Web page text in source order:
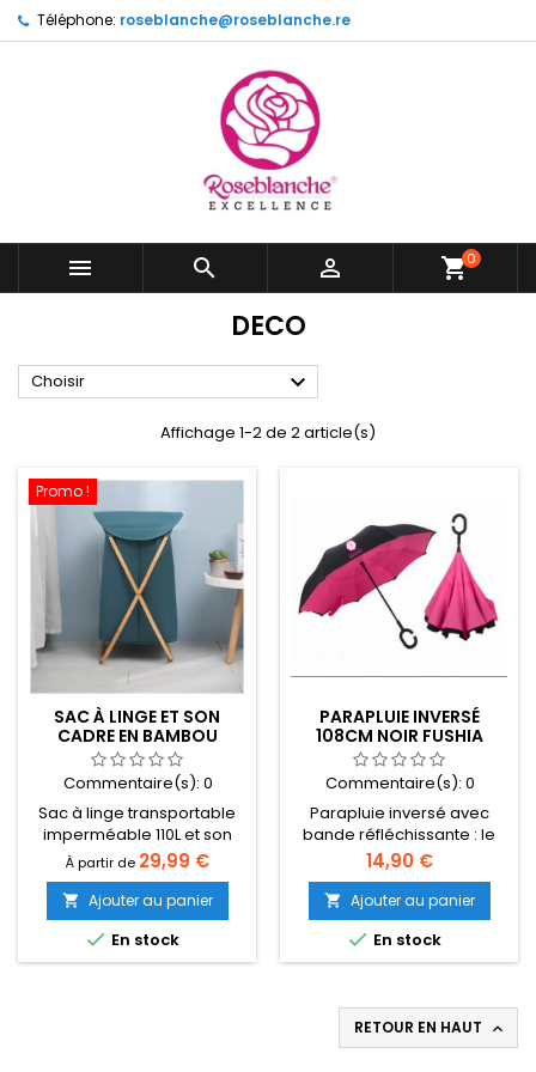
Téléphone: roseblanche@roseblanche.re
   shopping_cart0
DECO
Choisir 
Affichage 1-2 de 2 article(s)
Promo !
SAC À LINGE ET SON
CADRE EN BAMBOU
LIVRAISON OFFERTE
Commentaire(s): 0
Sac à linge transportable
imperméable 110L et son
cadre en bambou .
À partir de Prix
29,99 €
 Ajouter au panier
 En stock
PARAPLUIE INVERSÉ
108CM NOIR FUSHIA
LIVRAISON OFFERTE
Commentaire(s): 0
Parapluie inversé avec
bande réfléchissante : le
parapluie qui vous protège
de la pluie et des dangers !
S’ouvre et se ferme à
l’envers, évite de vous
mouiller Poignée
ergonomique, prise en
Bande réfléchissante,
visibilité à 360° la nuit
Plusieurs couleurs,
Prix
14,90 €
 Ajouter au panier
 En stock
RETOUR EN HAUT 